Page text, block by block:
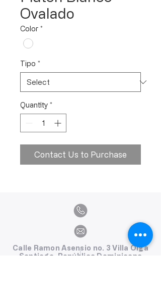
Ovalado
Color *
Tipo *
Quantity *
Contact Us to Purchase
Calle Ramon Asensio no. 3 Villa Olga
Santiago, República Dominicana